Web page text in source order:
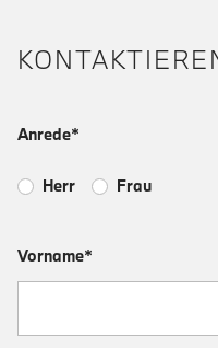
Anrede*
Herr Frau
Vorname*